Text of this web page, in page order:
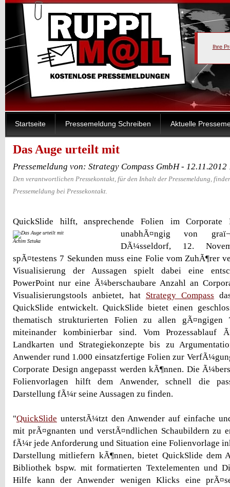
Ihre
Startseite Pressemeldung Schreiben Aktuelle
Das Auge urteilt mit
Pressemeldung von: Strategy Compass GmbH -
Den verantwortlichen Pressekontakt, für den Inhalt der Pressemeldung,
Pressemeldung bei Pressekontakt.
QuickSlide hilft, ansprechende Folien im Corporate
unabhÃ¤ngig von
Achim Sztuka
DÃ¼sseldorf, 12.
spÃ¤testens 7 Sekunden muss eine Folie vom ZuhÃ¶rer
Visualisierung der Aussagen spielt dabei eine
PowerPoint nur eine Ã¼berschaubare Anzahl an
Visualisierungstools anbietet, hat Strategy Compass
QuickSlide entwickelt. QuickSlide bietet einen
thematisch strukturierten Folien zu allen gÃ¤ngigen
miteinander kombinierbar sind. Vom Prozessablauf
Landkarten und Strategiekonzepte bis zu
Anwender rund 1.000 einsatzfertige Folien zur
Corporate Design angepasst werden kÃ¶nnen. Die
Folienvorlagen hilft dem Anwender, schnell die
Darstellung fÃ¼r seine Aussagen zu finden.
"QuickSlide unterstÃ¼tzt den Anwender auf einfache
mit prÃ¤gnanten und verstÃ¤ndlichen Schaubildern zu
fÃ¼r jede Anforderung und Situation eine Folienvorlage
Darstellung mitliefern kÃ¶nnen, bietet QuickSlide dem
Bibliothek bspw. mit formatierten Textelementen und
Hilfe kann der Anwender wenigen Klicks eine